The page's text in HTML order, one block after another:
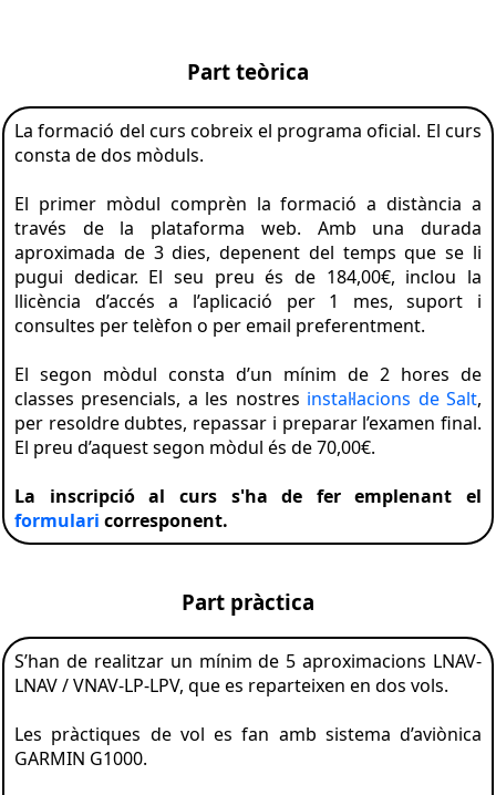
Part teòrica
La formació del curs cobreix el programa oficial. El curs
consta de dos mòduls.
El primer mòdul comprèn la formació a distància a
través de la plataforma web. Amb una durada
aproximada de 3 dies, depenent del temps que se li
pugui dedicar. El seu preu és de 184,00€, inclou la
llicència d’accés a l’aplicació per 1 mes, suport i
consultes per telèfon o per email preferentment.
El segon mòdul consta d’un mínim de 2 hores de
classes presencials, a les nostres instal·lacions de Salt,
per resoldre dubtes, repassar i preparar l’examen final.
El preu d’aquest segon mòdul és de 70,00€.
La inscripció al curs s'ha de fer emplenant el
formulari corresponent.
Part pràctica
S’han de realitzar un mínim de 5 aproximacions LNAV-
LNAV / VNAV-LP-LPV, que es reparteixen en dos vols.
Les pràctiques de vol es fan amb sistema d’aviònica
GARMIN G1000.